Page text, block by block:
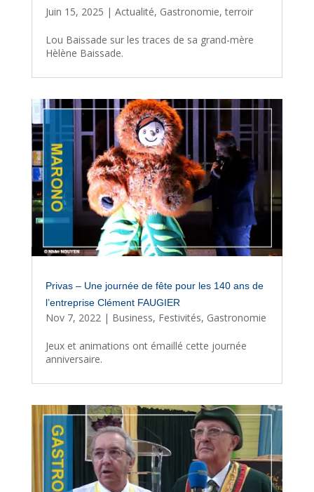
Juin 15, 2025 | Actualité, Gastronomie,terroir
Lou Baissade sur les traces de sa grand-mère
Hèlène Baissade.
Privas – Une journée de fête pour les 140 ans de
l’entreprise Clément FAUGIER
Nov 7, 2022 | Business, Festivités, Gastronomie
Jeux et animations ont émaillé cette journée
anniversaire.